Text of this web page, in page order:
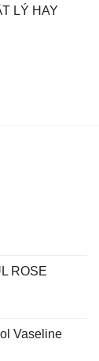
LÝ HAY
ROSE
Vaseline